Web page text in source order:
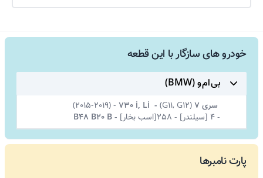
خودرو های سازگار با این قطعه
بی ام و (BMW)
سری 7 (
G11, G12)
-
730 i, Li
-
(2015-2019)
-4 [سیلندر] - 258[اسب بخار] -
B48 B20 B
پارت نامبرها